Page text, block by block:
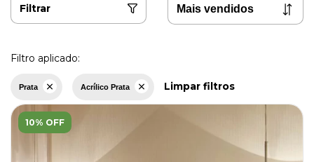
Filtrar
Filtro aplicado:
Prata Acrílico Prata Limpar filtros
10% OFF